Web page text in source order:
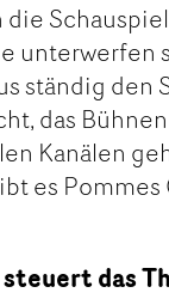
die
unterwerfen
ständig den
das
Kanälen
es Pommes
das